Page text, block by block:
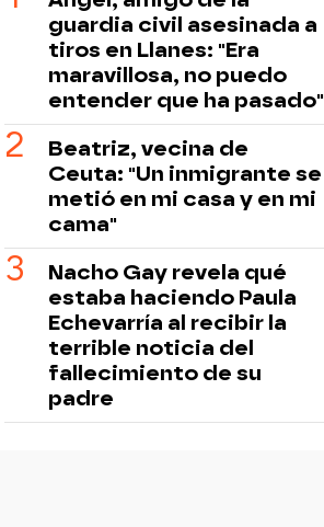
guardia civil asesinada a
tiros en Llanes: "Era
maravillosa, no puedo
entender que ha pasado"
Beatriz, vecina de
Ceuta: "Un inmigrante se
metió en mi casa y en mi
cama"
Nacho Gay revela qué
estaba haciendo Paula
Echevarría al recibir la
terrible noticia del
fallecimiento de su
padre